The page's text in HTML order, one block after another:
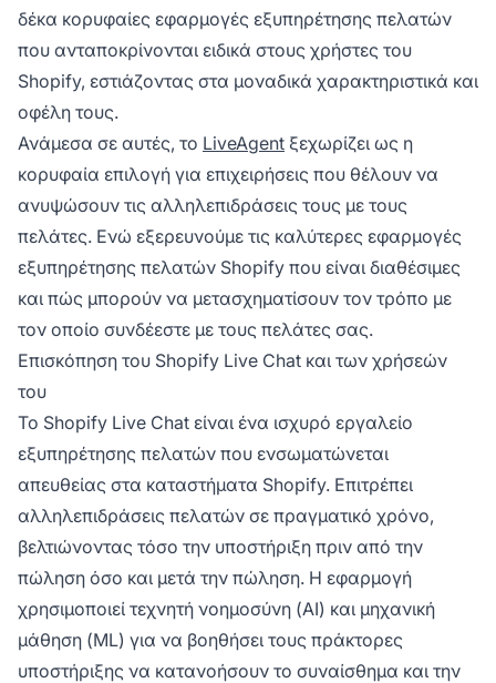
δέκα κορυφαίες εφαρμογές εξυπηρέτησης πελατών
που ανταποκρίνονται ειδικά στους χρήστες του
Shopify, εστιάζοντας στα μοναδικά χαρακτηριστικά και
οφέλη τους.
Ανάμεσα σε αυτές, το LiveAgent ξεχωρίζει ως η
κορυφαία επιλογή για επιχειρήσεις που θέλουν να
ανυψώσουν τις αλληλεπιδράσεις τους με τους
πελάτες. Ενώ εξερευνούμε τις καλύτερες εφαρμογές
εξυπηρέτησης πελατών Shopify που είναι διαθέσιμες
και πώς μπορούν να μετασχηματίσουν τον τρόπο με
τον οποίο συνδέεστε με τους πελάτες σας.
Επισκόπηση του Shopify Live Chat και των χρήσεών
του
Το Shopify Live Chat είναι ένα ισχυρό εργαλείο
εξυπηρέτησης πελατών που ενσωματώνεται
απευθείας στα καταστήματα Shopify. Επιτρέπει
αλληλεπιδράσεις πελατών σε πραγματικό χρόνο,
βελτιώνοντας τόσο την υποστήριξη πριν από την
πώληση όσο και μετά την πώληση. Η εφαρμογή
χρησιμοποιεί τεχνητή νοημοσύνη (AI) και μηχανική
μάθηση (ML) για να βοηθήσει τους πράκτορες
υποστήριξης να κατανοήσουν το συναίσθημα και την